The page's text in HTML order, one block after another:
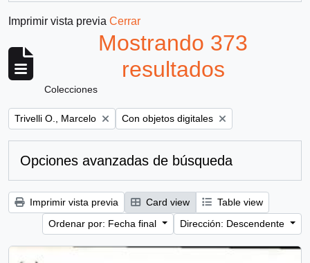
Imprimir vista previa Cerrar
Mostrando 373
resultados
Colecciones
Remove filter:
Trivelli O., Marcelo Remove filter:
Con objetos digitales
Opciones avanzadas de búsqueda
Imprimir vista previa Card view
Table view
Ordenar por: Fecha final
Dirección: Descendente